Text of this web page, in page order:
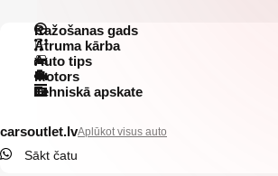
Ražošanas gads
Ātruma kārba
Auto tips
Motors
Tehniskā apskate
carsoutlet.lvAplūkot visus auto
Sākt čatu